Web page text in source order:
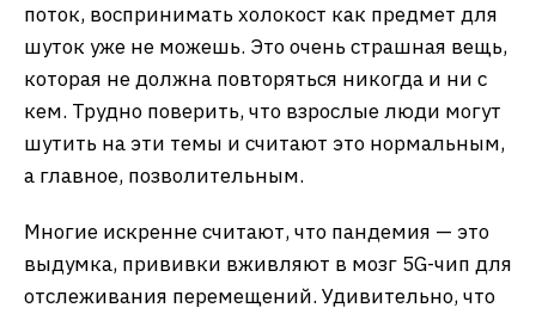
поток, воспринимать холокост как предмет для
шуток уже не можешь. Это очень страшная вещь,
которая не должна повторяться никогда и ни с
кем. Трудно поверить, что взрослые люди могут
шутить на эти темы и считают это нормальным,
а главное, позволительным.
Многие искренне считают, что пандемия — это
выдумка, прививки вживляют в мозг 5G-чип для
отслеживания перемещений. Удивительно, что